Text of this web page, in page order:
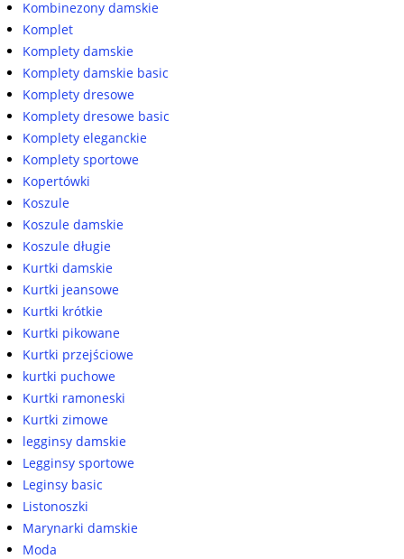
Kombinezony damskie
Komplet
Komplety damskie
Komplety damskie basic
Komplety dresowe
Komplety dresowe basic
Komplety eleganckie
Komplety sportowe
Kopertówki
Koszule
Koszule damskie
Koszule długie
Kurtki damskie
Kurtki jeansowe
Kurtki krótkie
Kurtki pikowane
Kurtki przejściowe
kurtki puchowe
Kurtki ramoneski
Kurtki zimowe
legginsy damskie
Legginsy sportowe
Leginsy basic
Listonoszki
Marynarki damskie
Moda